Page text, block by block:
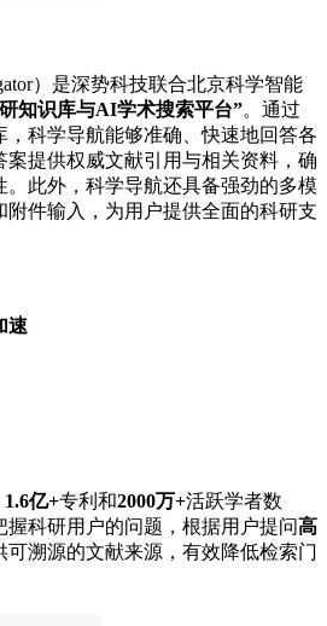
）是深势科技联合北京科学智能
知识库与AI学术搜索平台”。通过
科学导航能够准确、快速地回答各
提供权威文献引用与相关资料，确
此外，科学导航还具备强劲的多模
附件输入，为用户提供全面的科研支
速
1.6亿+专利和2000万+活跃学者数
科研用户的问题，根据用户提问高
可溯源的文献来源，有效降低检索门